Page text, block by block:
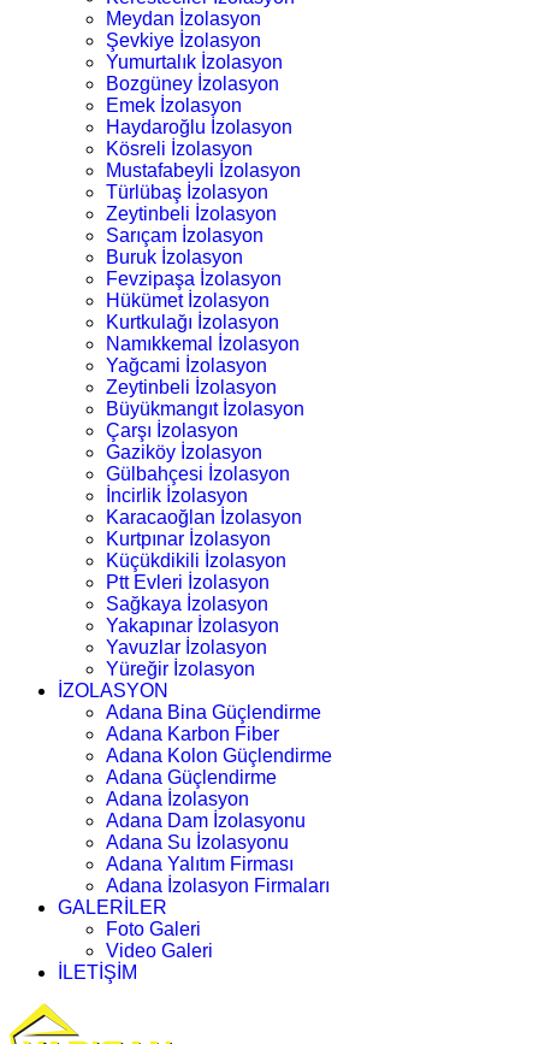
Meydan İzolasyon
Şevkiye İzolasyon
Yumurtalık İzolasyon
Bozgüney İzolasyon
Emek İzolasyon
Haydaroğlu İzolasyon
Kösreli İzolasyon
Mustafabeyli İzolasyon
Türlübaş İzolasyon
Zeytinbeli İzolasyon
Sarıçam İzolasyon
Buruk İzolasyon
Fevzipaşa İzolasyon
Hükümet İzolasyon
Kurtkulağı İzolasyon
Namıkkemal İzolasyon
Yağcami İzolasyon
Zeytinbeli İzolasyon
Büyükmangıt İzolasyon
Çarşı İzolasyon
Gaziköy İzolasyon
Gülbahçesi İzolasyon
İncirlik İzolasyon
Karacaoğlan İzolasyon
Kurtpınar İzolasyon
Küçükdikili İzolasyon
Ptt Evleri İzolasyon
Sağkaya İzolasyon
Yakapınar İzolasyon
Yavuzlar İzolasyon
Yüreğir İzolasyon
İZOLASYON
Adana Bina Güçlendirme
Adana Karbon Fiber
Adana Kolon Güçlendirme
Adana Güçlendirme
Adana İzolasyon
Adana Dam İzolasyonu
Adana Su İzolasyonu
Adana Yalıtım Firması
Adana İzolasyon Firmaları
GALERİLER
Foto Galeri
Video Galeri
İLETİŞİM